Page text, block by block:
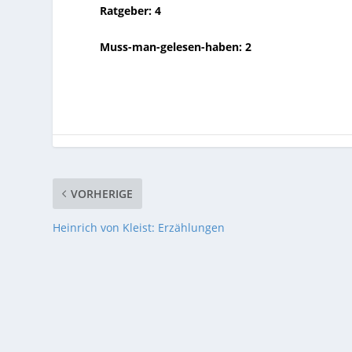
Ratgeber: 4
Muss-man-gelesen-haben: 2
VORHERIGE
Heinrich von Kleist: Erzählungen